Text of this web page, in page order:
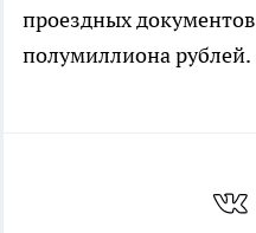
проездных
полумиллиона рублей.